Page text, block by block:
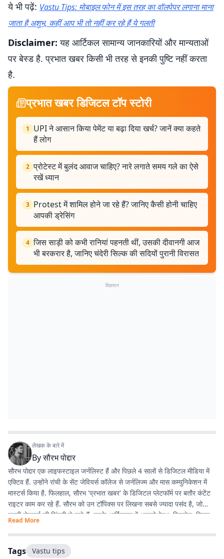
ये भी पढ़ें: Vastu Tips: मोबाइल फोन में इस तरह का वॉलपेपर लगाना माना
जाता है अशुभ, कहीं आप भी तो नहीं कर रहे हैं ये गलती
Disclaimer: यह आर्टिकल सामान्य जानकारियों और मान्यताओं
पर बेस्ड है. प्रभात खबर किसी भी तरह से इनकी पुष्टि नहीं करता
है.
प्रभात खबर डिजिटल टॉप स्टोरी
1
UPI ने आसान किया पेमेंट या बढ़ा दिया खर्च? जानें क्या कहते
हैं लोग
2 प्रोटेस्ट में बुलंद आवाज चाहिए? नारे लगाते समय गले का ऐसे
रखें ध्यान
3 Protest में शामिल होने जा रहे हैं? जानिए कैसी होनी चाहिए
आपकी ड्रेसिंग
4 जिस साड़ी को कभी रानियां पहनती थीं, उसकी दीवानगी आज
भी बरकरार है, जानिए चंदेरी सिल्क की सदियों पुरानी विरासत
विज्ञापन
लेखक के बारे में
Byसौरभ पोद्दार
सौरभ पोद्दार एक लाइफस्टाइल जर्नलिस्ट हैं और पिछले 4 सालों से डिजिटल मीडिया में
एक्टिव हैं. उन्होंने रांची के सेंट जेवियर्स कॉलेज से जर्नलिज्म और मास कम्युनिकेशन में
मास्टर्स किया है. फिलहाल, सौरभ 'प्रभात खबर' के डिजिटल प्लेटफॉर्म पर बतौर कंटेंट
राइटर काम कर रहे हैं. सौरभ को उन टॉपिक्स पर लिखना सबसे ज्यादा पसंद है, जो
हमारी रोजमर्रा की जिंदगी से जुड़े हैं. उनके आर्टिकल्स में आपको हेल्थ, फिटनेस, स्किन-
हेयर केयर, पेरेंटिंग, हेल्दी रेसिपीज, घरेलू नुस्खे, रिलेशनशिप और वास्तु शास्त्र जैसी
उपयोगी जानकारियां मिलेंगी. फिटनेस और अच्छी सेहत सौरभ की निजी जिंदगी का भी
अहम हिस्सा हैं. वे जिन विषयों पर लिखते हैं, उन्हें अपनी रूटीन में फॉलो भी करते हैं.
Read More
Tags Vastu tips